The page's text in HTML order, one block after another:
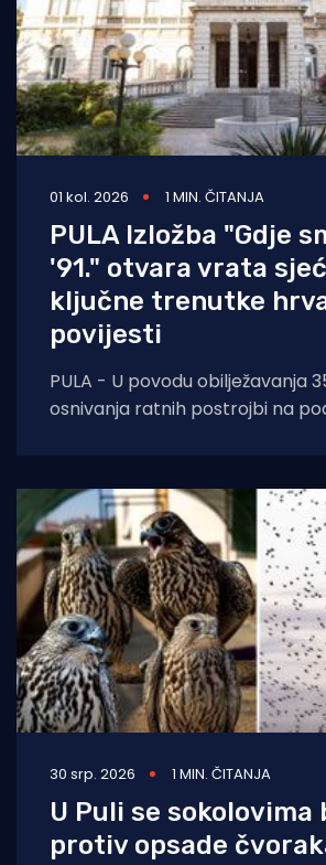
01 kol. 2026 1 MIN. ČITANJA
PULA Izložba "Gdje
'91." otvara vrata
ključne trenutke
povijesti
PULA - U povodu obilježavanja
osnivanja ratnih postrojbi na
30 srp. 2026 1 MIN. ČITANJA
U Puli se sokolovima
protiv opsade